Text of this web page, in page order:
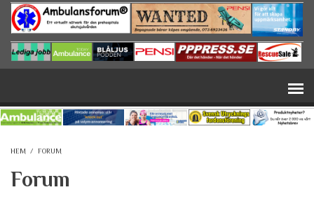
Hoppa till huvudinnehåll
HEM / FORUM
Forum